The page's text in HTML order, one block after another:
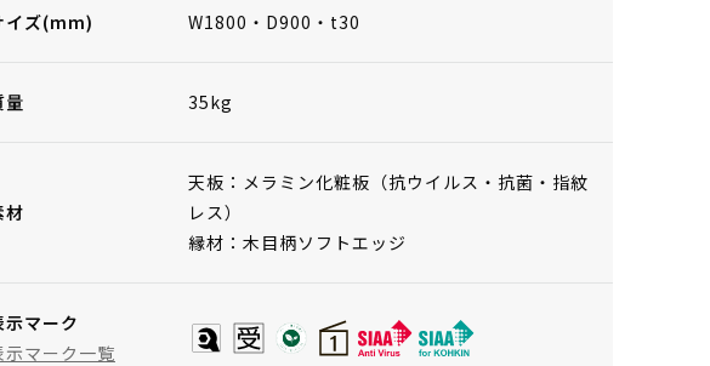
イズ(mm) W1800・D900・t30
量 35kg
材
天板：メラミン化粧板（抗ウイルス・抗菌・指紋
レス）
縁材：木目柄ソフトエッジ
示マーク
示マーク一覧